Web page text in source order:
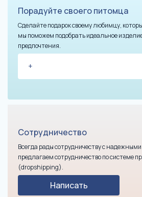
Порадуйте своего питомца
Сделайте подарок своему любимцу,
мы поможем подобрать идеальное
предпочтения.
Сотрудничество
Всегда рады сотрудничеству с
предлагаем сотрудничество по системе
(dropshipping).
Написать